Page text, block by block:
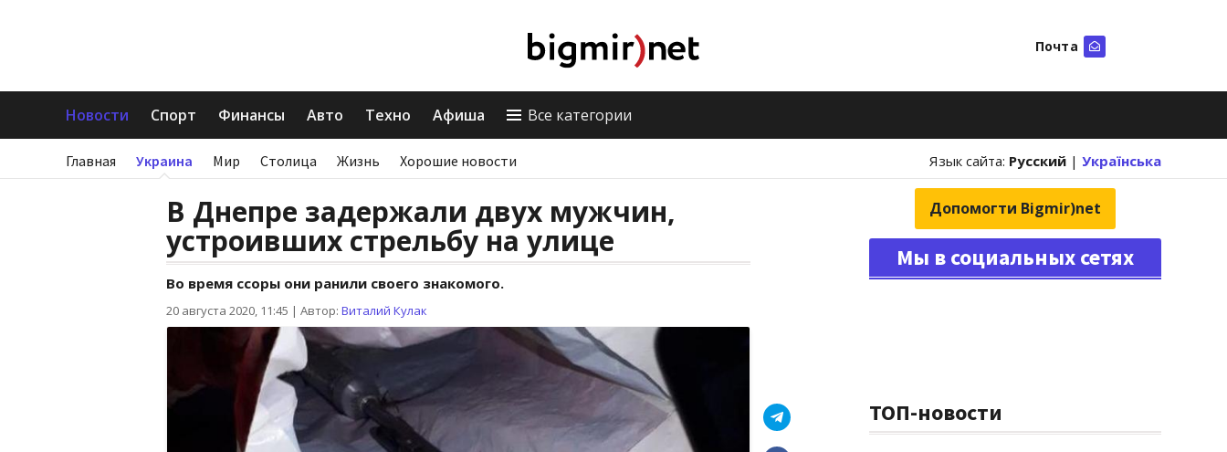
Почта
Новости Спорт Финансы Авто Техно Афиша Все категории
Главная Украина Мир Столица Жизнь Хорошие новости Язык сайта: Русский | Українська
В Днепре задержали двух мужчин,
устроивших стрельбу на улице
Во время ссоры они ранили своего знакомого.
20 августа 2020, 11:45 | Автор: Виталий Кулак
Допомогти Bigmir)net
Мы в социальных сетях
ТОП-новости